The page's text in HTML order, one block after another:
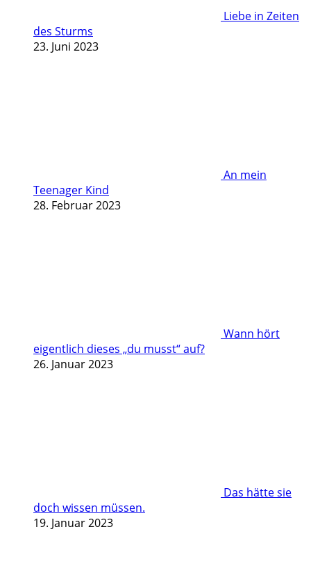
Liebe in Zeiten
des Sturms
23. Juni 2023
An mein
Teenager Kind
28. Februar 2023
Wann hört
eigentlich dieses „du musst“ auf?
26. Januar 2023
Das hätte sie
doch wissen müssen.
19. Januar 2023